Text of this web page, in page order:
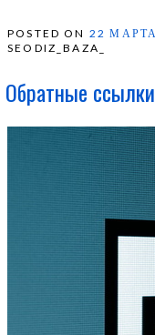
POSTED ON 22
SEODIZ_BAZA_
Обратные